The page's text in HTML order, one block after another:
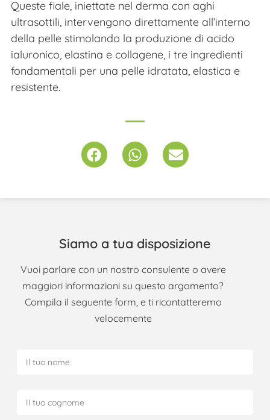
Queste fiale, iniettate nel derma con aghi
ultrasottili, intervengono direttamente all’interno
della pelle stimolando la produzione di acido
ialuronico, elastina e collagene, i tre ingredienti
fondamentali per una pelle idratata, elastica e
resistente.
Siamo a tua disposizione
Vuoi parlare con un nostro consulente o avere
maggiori informazioni su questo argomento?
Compila il seguente form, e ti ricontatteremo
velocemente